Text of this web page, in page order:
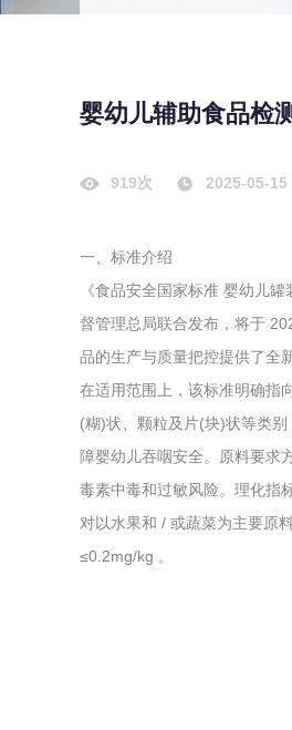
专项服务
综合检测
婴幼儿辅助食品检
919次 2025-05-15
一、标准介绍
《食品安全国家标准 婴幼儿
督管理总局联合发布，将于
品的生产与质量把控提供了全
在适用范围上，该标准明确指
(糊)状、颗粒及片(块)状等类
障婴幼儿吞咽安全。原料要求
毒素中毒和过敏风险。理化指
对以水果和 / 或蔬菜为主要原
≤0.2mg/kg 。